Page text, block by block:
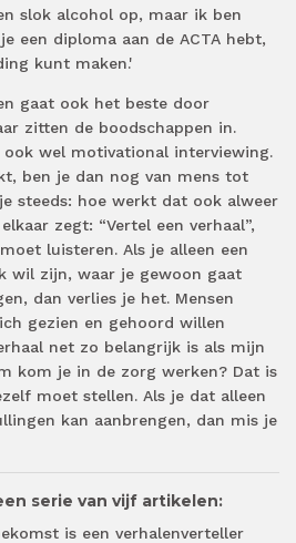
slok alcohol op, maar ik ben
een diploma aan de ACTA hebt,
kunt maken.'
gaat ook het beste door
zitten de boodschappen in.
wel motivational interviewing.
ben je dan nog van mens tot
steeds: hoe werkt dat ook alweer
zegt: “Vertel een verhaal”,
luisteren. Als je alleen een
wil zijn, waar je gewoon gaat
dan verlies je het. Mensen
gezien en gehoord willen
net zo belangrijk is als mijn
kom je in de zorg werken? Dat is
moet stellen. Als je dat alleen
kan aanbrengen, dan mis je
serie van vijf artikelen:
is een verhalenverteller